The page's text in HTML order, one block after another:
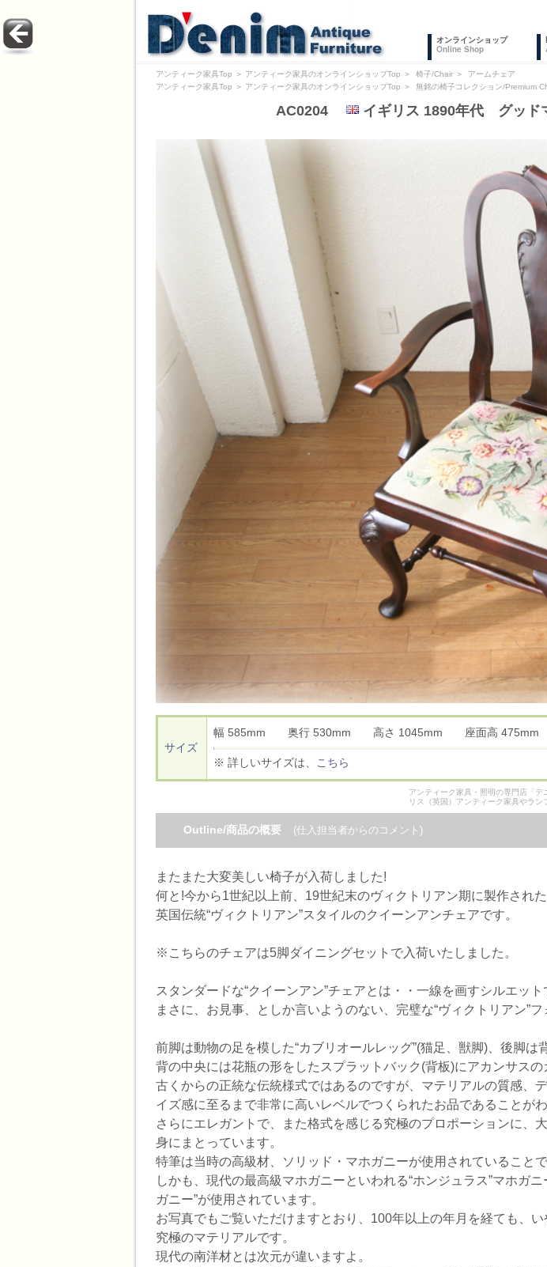
オンラインショップ
Online Shop
アンティーク家具Top ＞ アンティーク家具のオンラインショップTop ＞ 椅子/Chair ＞
アームチェア
アンティーク家具Top ＞ アンティーク家具のオンラインショップTop ＞ 無銘の椅子コレクション/Premium
AC0204 イギリス 1890年代 グッド
サイズ
幅 585mm 奥行 530mm 高さ 1045mm 座面高
※ 詳しいサイズは、 こちら
アンティーク家具・照明の専門店「
リス（英国）アンティーク家具やラ
Outline/商品の概要 (仕入担当者からのコメント)
またまた大変美しい椅子が入荷しました!
何と!今から1世紀以上前、19世紀末のヴィクトリアン期に製作された
英国伝統“ヴィクトリアン”スタイルのクイーンアンチェアです。
※こちらのチェアは5脚ダイニングセットで入荷いたしました。
スタンダードな“クイーンアン”チェアとは・・一線を画すシルエット
まさに、お見事、としか言いようのない、完璧な“ヴィクトリアン”フ
前脚は動物の足を模した“カブリオールレッグ”(猫足、獣脚)、後脚は
背の中央には花瓶の形をしたスプラットバック(背板)にアカンサスの
古くからの正統な伝統様式ではあるのですが、マテリアルの質感、
イズ感に至るまで非常に高いレベルでつくられたお品であることがわ
さらにエレガントで、また格式を感じる究極のプロポーションに、
身にまとっています。
特筆は当時の高級材、ソリッド・マホガニーが使用されていることで
しかも、現代の最高級マホガニーといわれる“ホンジュラス”マホガ
ガニー”が使用されています。
お写真でもご覧いただけますとおり、100年以上の年月を経ても、
究極のマテリアルです。
現代の南洋材とは次元が違いますよ。